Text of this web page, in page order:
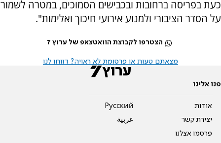
כעת בפריסה ברחובות ובכבישים הסמוכים, במטרה לשמור
על הסדר הציבורי ולמנוע אירועי חיכוך ואלימות".
הצטרפו לקבוצת הוואטצאפ של ערוץ 7
מצאתם טעות או פרסומת לא ראויה? דווחו לנו
פנו אלינו
אודות
יצירת קשר
פרסמו אצלנו
Pусский
عربية